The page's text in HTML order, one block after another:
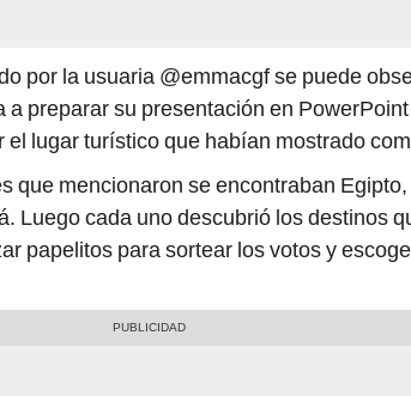
por la usuaria @emmacgf se puede
a preparar su presentación en
el lugar turístico que habían mostrado
que mencionaron se encontraban
Luego cada uno descubrió los destinos
papelitos para sortear los votos y